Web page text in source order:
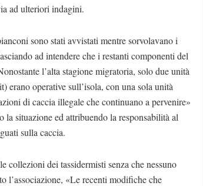
ad ulteriori indagini.
sono stati avvistati mentre sorvolavano i
ad intendere che i restanti componenti del
l’alta stagione migratoria, solo due unità
operative sull’isola, con una sola unità
di caccia illegale che continuano a pervenire»
situazione ed attribuendo la responsabilità al
sulla caccia.
dei tassidermisti senza che nessuno
l’associazione, «Le recenti modifiche che